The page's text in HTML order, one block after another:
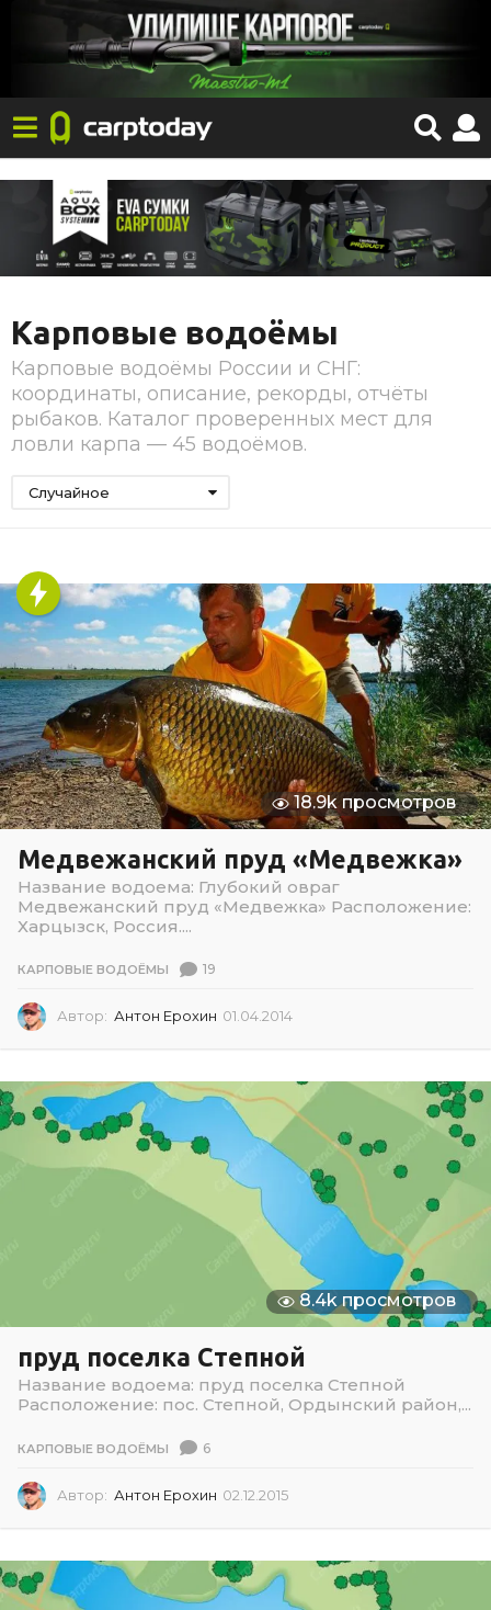
Карповые водоёмы
Карповые водоёмы России и СНГ:
координаты, описание, рекорды, отчёты
рыбаков. Каталог проверенных мест для
ловли карпа — 45 водоёмов.
Случайное
18.9k просмотров
Медвежанский пруд «Медвежка»
Название водоема: Глубокий овраг
Медвежанский пруд «Медвежка» Расположение:
Харцызск, Россия....
КАРПОВЫЕ ВОДОЁМЫ 19
Автор: Антон Ерохин 01.04.2014
0
.
0
8.4k просмотров
пруд поселка Степной
Название водоема: пруд поселка Степной
Расположение: пос. Степной, Ордынский район,...
КАРПОВЫЕ ВОДОЁМЫ 6
Автор: Антон Ерохин 02.12.2015
1
2
.